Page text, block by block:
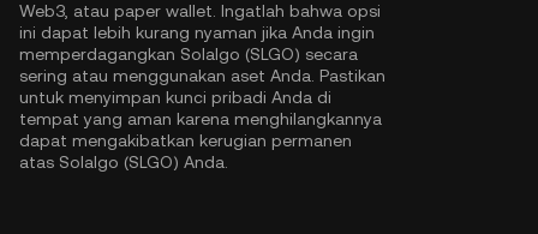
Web3, atau paper wallet. Ingatlah bahwa opsi
ini dapat lebih kurang nyaman jika Anda ingin
memperdagangkan Solalgo (SLGO) secara
sering atau menggunakan aset Anda. Pastikan
untuk menyimpan kunci pribadi Anda di
tempat yang aman karena menghilangkannya
dapat mengakibatkan kerugian permanen
atas Solalgo (SLGO) Anda.